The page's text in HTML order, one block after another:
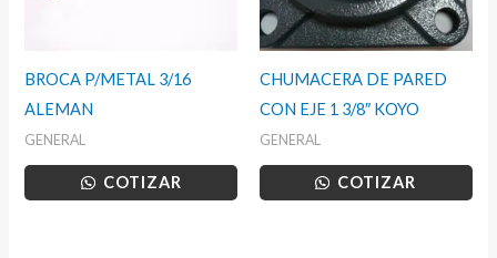
BROCA P/METAL 3/16
ALEMAN
GENERAL
COTIZAR
CHUMACERA DE PARED
CON EJE 1 3/8″ KOYO
GENERAL
COTIZAR